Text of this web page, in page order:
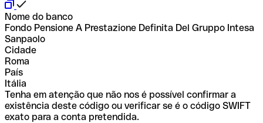
Nome do banco
Fondo Pensione A Prestazione Definita Del Gruppo Intesa
Sanpaolo
Cidade
Roma
País
Itália
Tenha em atenção que não nos é possível confirmar a
existência deste código ou verificar se é o código SWIFT
exato para a conta pretendida.